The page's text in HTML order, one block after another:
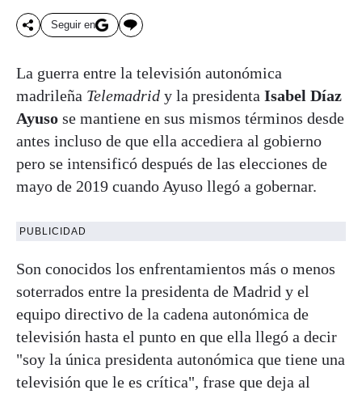
Seguir en
La guerra entre la televisión autonómica
madrileña Telemadrid y la presidenta Isabel Díaz
Ayuso se mantiene en sus mismos términos desde
antes incluso de que ella accediera al gobierno
pero se intensificó después de las elecciones de
mayo de 2019 cuando Ayuso llegó a gobernar.
PUBLICIDAD
Son conocidos los enfrentamientos más o menos
soterrados entre la presidenta de Madrid y el
equipo directivo de la cadena autonómica de
televisión hasta el punto en que ella llegó a decir
"soy la única presidenta autonómica que tiene una
televisión que le es crítica", frase que deja al